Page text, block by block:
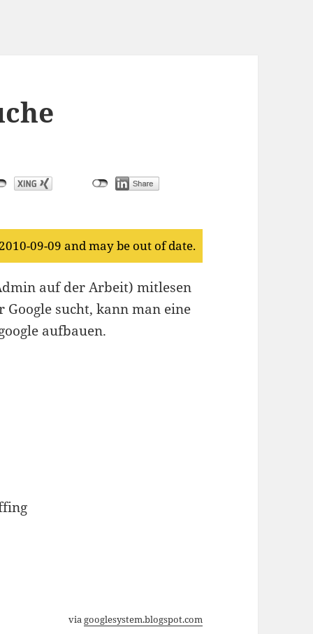
09-09 and may be out of date.
auf der Arbeit) mitlesen
sucht, kann man eine
aufbauen.
via googlesystem.blogspot.com